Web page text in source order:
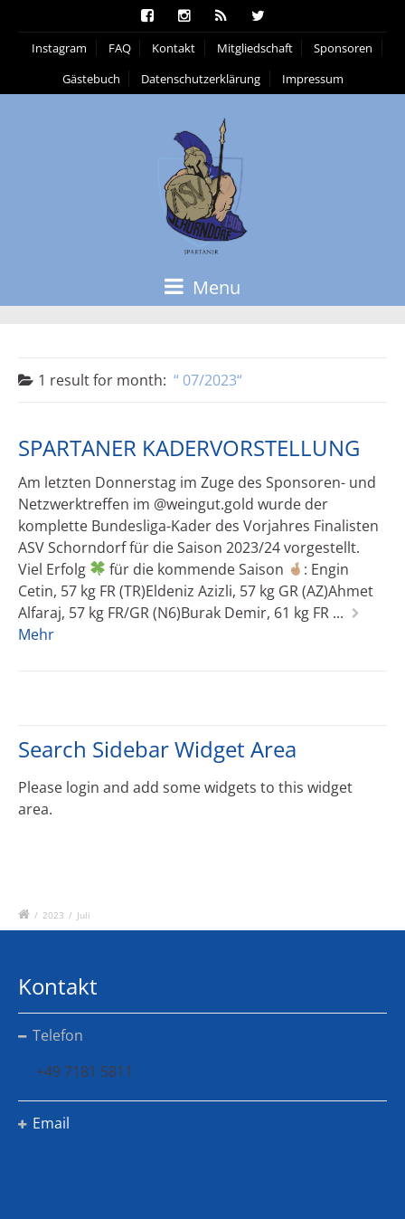
Instagram FAQ Kontakt Mitgliedschaft
Sponsoren
Gästebuch
Datenschutzerklärung Impressum
Menu
1 result for month: 07/2023
SPARTANER KADERVORSTELLUNG
Am letzten Donnerstag im Zuge des Sponsoren- und
Netzwerktreffen im @weingut.gold wurde der
komplette Bundesliga-Kader des Vorjahres Finalisten
ASV Schorndorf für die Saison 2023/24 vorgestellt.
Viel Erfolg
für die kommende Saison
: Engin
Cetin, 57 kg FR (TR)Eldeniz Azizli, 57 kg GR (AZ)Ahmet
Alfaraj, 57 kg FR/GR (N6)Burak Demir, 61 kg FR ...
Mehr
Search Sidebar Widget Area
Please login and add some widgets to this widget
area.
/ 2023 / Juli
Kontakt
Telefon
+49 7181 5811
Email